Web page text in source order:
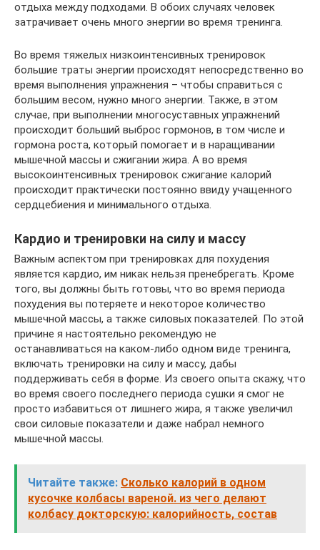
отдыха между подходами. В обоих случаях человек
затрачивает очень много энергии во время тренинга.
Во время тяжелых низкоинтенсивных тренировок
большие траты энергии происходят непосредственно во
время выполнения упражнения – чтобы справиться с
большим весом, нужно много энергии. Также, в этом
случае, при выполнении многосуставных упражнений
происходит больший выброс гормонов, в том числе и
гормона роста, который помогает и в наращивании
мышечной массы и сжигании жира. А во время
высокоинтенсивных тренировок сжигание калорий
происходит практически постоянно ввиду учащенного
сердцебиения и минимального отдыха.
Кардио и тренировки на силу и массу
Важным аспектом при тренировках для похудения
является кардио, им никак нельзя пренебрегать. Кроме
того, вы должны быть готовы, что во время периода
похудения вы потеряете и некоторое количество
мышечной массы, а также силовых показателей. По этой
причине я настоятельно рекомендую не
останавливаться на каком-либо одном виде тренинга,
включать тренировки на силу и массу, дабы
поддерживать себя в форме. Из своего опыта скажу, что
во время своего последнего периода сушки я смог не
просто избавиться от лишнего жира, я также увеличил
свои силовые показатели и даже набрал немного
мышечной массы.
Читайте также: Сколько калорий в одном
кусочке колбасы вареной. из чего делают
колбасу докторскую: калорийность, состав